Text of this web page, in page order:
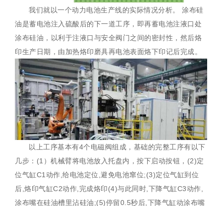
我们就以一个动力电池生产线的实际情况分析。 涂布硅
油是蓄电池注入硫酸后的下一道工序，即再蓄电池注液口处
涂布硅油，以利于注液口与安全阀门之间的密封性，然后烙
印生产日期，由加热烙印磨具再电池表面烙下印记后完成。
以上工序基本有4个电磁阀组成，基础的完整工序有以下
几步：(1）机械臂将电池放入托盘内，按下启动按钮，(2)定
位气缸C1动作,给电池定位,避免电池窜位;(3)定位气缸到位
后,烙印气缸C2动作,完成烙印(4)与此同时,下降气缸C3动作,
涂布嘴在硅油槽里沾硅油;(5)停留0.5秒后,下降气缸动涂布嘴